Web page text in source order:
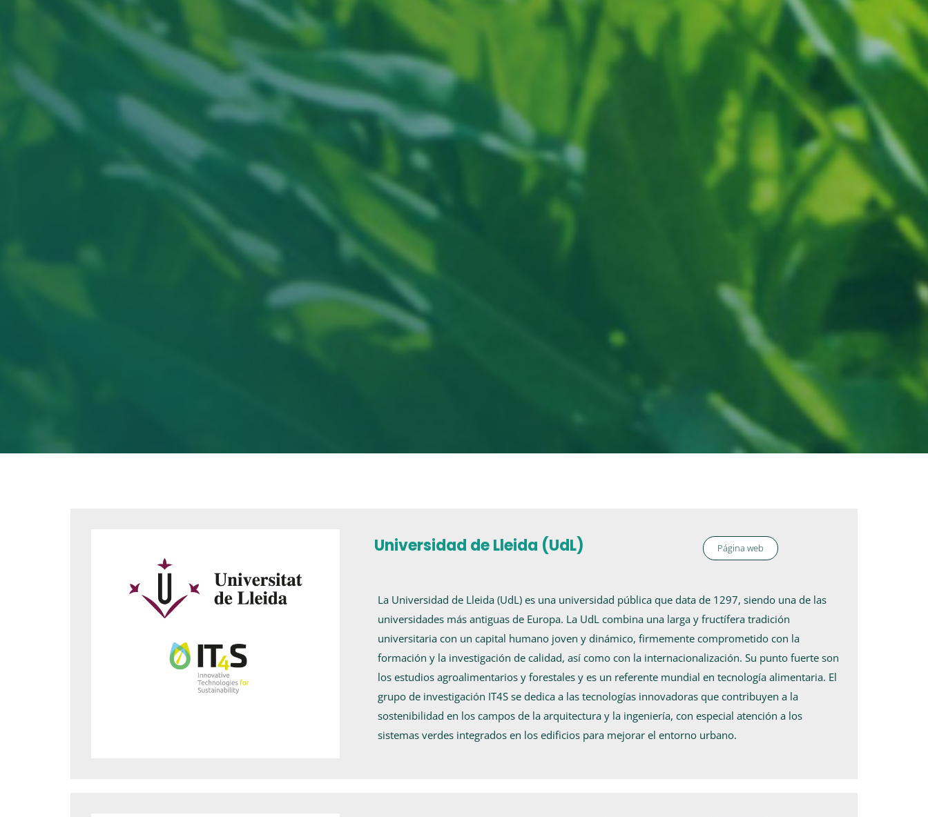
Universidad de Lleida (UdL) Página web
La Universidad de Lleida (UdL) es una universidad pública que data de 1297, siendo una de las
universidades más antiguas de Europa. La UdL combina una larga y fructífera tradición
universitaria con un capital humano joven y dinámico, firmemente comprometido con la
formación y la investigación de calidad, así como con la internacionalización. Su punto fuerte son
los estudios agroalimentarios y forestales y es un referente mundial en tecnología alimentaria. El
grupo de investigación IT4S se dedica a las tecnologías innovadoras que contribuyen a la
sostenibilidad en los campos de la arquitectura y la ingeniería, con especial atención a los
sistemas verdes integrados en los edificios para mejorar el entorno urbano.